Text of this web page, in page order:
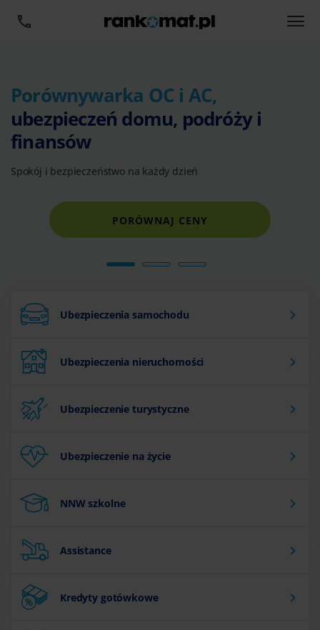
Porównywarka OC i AC,
ubezpieczeń domu, podróży i
finansów
Spokój i bezpieczeństwo na każdy dzień
PORÓWNAJ CENY
Ubezpieczenia samochodu
Ubezpieczenia nieruchomości
Ubezpieczenie turystyczne
Ubezpieczenie na życie
NNW szkolne
Assistance
Kredyty gotówkowe